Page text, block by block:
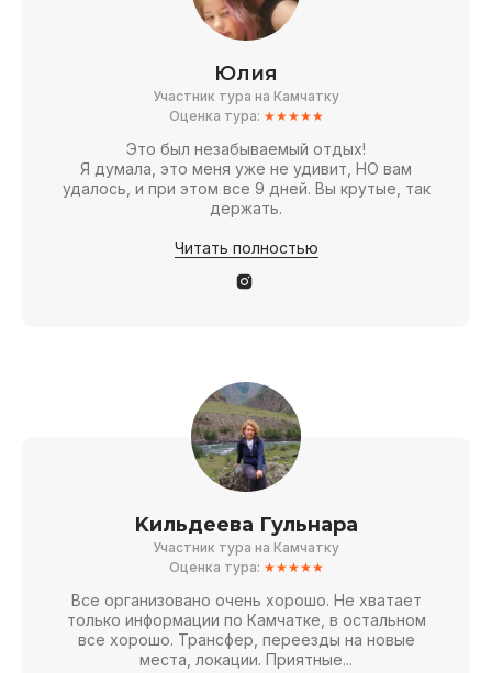
Юлия
Участник тура на Камчатку
Оценка тура: ★★★★★
Это был незабываемый отдых!
Я думала, это меня уже не удивит, НО вам
удалось, и при этом все 9 дней. Вы крутые, так
держать.
Читать полностью
Kильдеева Гульнара
Участник тура на Камчатку
Оценка тура: ★★★★★
Все организовано очень хорошо. Не хватает
только информации по Камчатке, в остальном
все хорошо. Трансфер, переезды на новые
места, локации. Приятные...